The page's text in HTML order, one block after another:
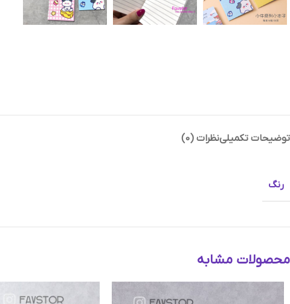
توضیحات تکمیلینظرات (0)
رنگ
محصولات مشابه
Instagram